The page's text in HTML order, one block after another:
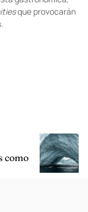
imperdibles
a un hotel en una
Astoria ofrece
Cancún.
gastronómica,